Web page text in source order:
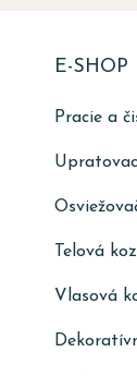
E-SHOP
Pracie a
Telová
Vlasová